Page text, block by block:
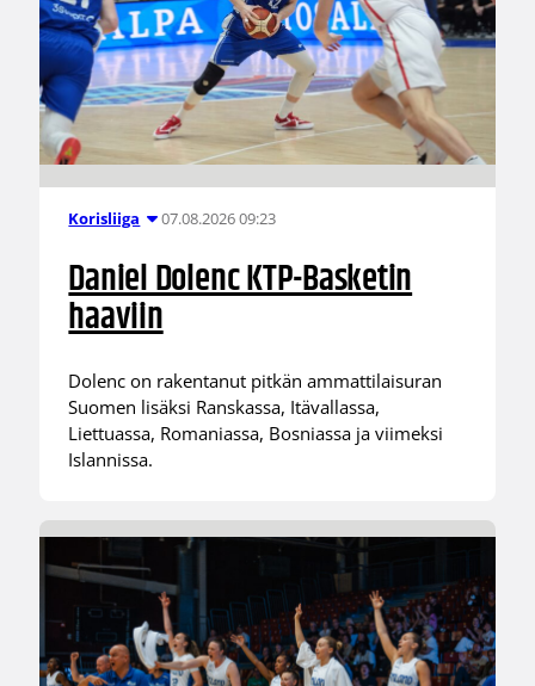
Korisliiga 07.08.2026 09:23
Daniel Dolenc KTP-Basketin
haaviin
Dolenc on rakentanut pitkän ammattilaisuran
Suomen lisäksi Ranskassa, Itävallassa,
Liettuassa, Romaniassa, Bosniassa ja viimeksi
Islannissa.